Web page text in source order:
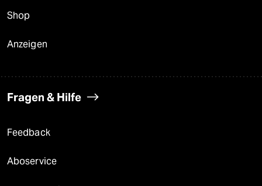
Shop
Anzeigen
Fragen & Hilfe
Feedback
Aboservice